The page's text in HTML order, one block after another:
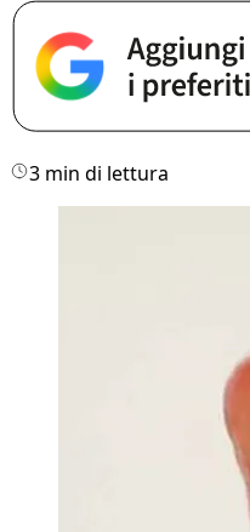
3 min di lettura